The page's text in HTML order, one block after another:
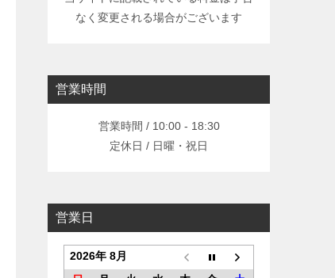
なく変更される場合がございます
営業時間
営業時間 / 10:00 - 18:30
定休日 / 日曜・祝日
営業日
2026年 8月